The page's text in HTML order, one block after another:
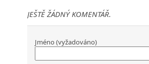
JEŠTĚ ŽÁDNÝ KOMENTÁŘ.
Jméno (vyžadováno)